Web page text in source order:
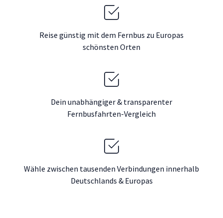
Reise günstig mit dem Fernbus zu Europas
schönsten Orten
Dein unabhängiger & transparenter
Fernbusfahrten-Vergleich
Wähle zwischen tausenden Verbindungen innerhalb
Deutschlands & Europas